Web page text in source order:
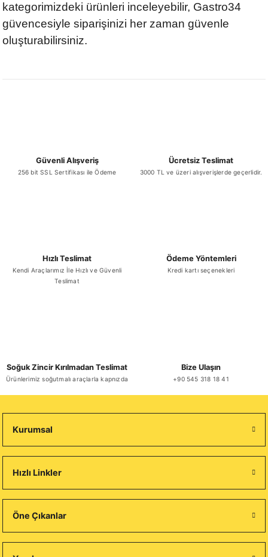
kategorimizdeki ürünleri inceleyebilir, Gastro34
güvencesiyle siparişinizi her zaman güvenle
oluşturabilirsiniz.
Güvenli Alışveriş
256 bit SSL Sertifikası ile Ödeme
Ücretsiz Teslimat
3000 TL ve üzeri alışverişlerde geçerlidir.
Hızlı Teslimat
Kendi Araçlarımız İle Hızlı ve Güvenli
Teslimat
Ödeme Yöntemleri
Kredi kartı seçenekleri
Soğuk Zincir Kırılmadan Teslimat
Ürünlerimiz soğutmalı araçlarla kapnızda
Bize Ulaşın
+90 545 318 18 41
Kurumsal
Hızlı Linkler
Öne Çıkanlar